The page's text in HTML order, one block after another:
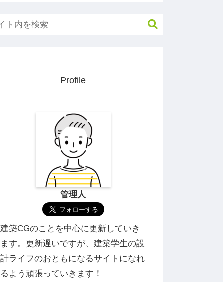
Profile
管理人
建築CGのことを中心に更新していき
ます。更新遅いですが、建築学生の設
計ライフのおともになるサイトになれ
るよう頑張っていきます！